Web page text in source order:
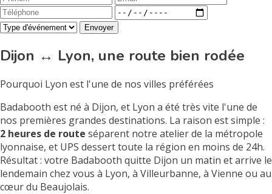
Envoyer
Dijon ↔ Lyon, une route bien rodée
Pourquoi Lyon est l'une de nos villes préférées
Badabooth est né à Dijon, et Lyon a été très vite l'une de
nos premières grandes destinations. La raison est simple :
2 heures de route séparent notre atelier de la métropole
lyonnaise, et UPS dessert toute la région en moins de 24h.
Résultat : votre Badabooth quitte Dijon un matin et arrive le
lendemain chez vous à Lyon, à Villeurbanne, à Vienne ou au
cœur du Beaujolais.